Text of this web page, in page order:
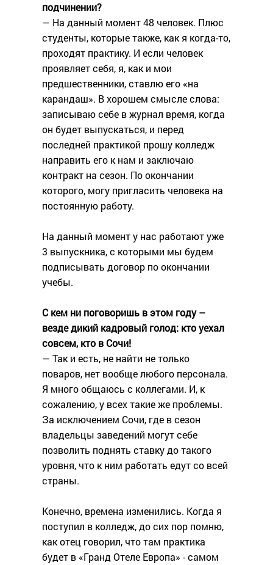
подчинении?
— На данный момент 48 человек. Плюс
студенты, которые также, как я когда-то,
проходят практику. И если человек
проявляет себя, я, как и мои
предшественники, ставлю его «на
карандаш». В хорошем смысле слова:
записываю себе в журнал время, когда
он будет выпускаться, и перед
последней практикой прошу колледж
направить его к нам и заключаю
контракт на сезон. По окончании
которого, могу пригласить человека на
постоянную работу.
На данный момент у нас работают уже
3 выпускника, с которыми мы будем
подписывать договор по окончании
учебы.
С кем ни поговоришь в этом году –
везде дикий кадровый голод: кто уехал
совсем, кто в Сочи!
— Так и есть, не найти не только
поваров, нет вообще любого персонала.
Я много общаюсь с коллегами. И, к
сожалению, у всех такие же проблемы.
За исключением Сочи, где в сезон
владельцы заведений могут себе
позволить поднять ставку до такого
уровня, что к ним работать едут со всей
страны.
Конечно, времена изменились. Когда я
поступил в колледж, до сих пор помню,
как отец говорил, что там практика
будет в «Гранд Отеле Европа» - самом